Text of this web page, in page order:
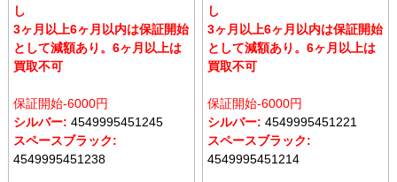
し
3ヶ月以上6ヶ月以内は保証開始
として減額あり。6ヶ月以上は
買取不可
保証開始-6000円
シルバー: 4549995451245
スペースブラック:
4549995451238
し
3ヶ月以上6ヶ月以内は保証開始
として減額あり。6ヶ月以上は
買取不可
保証開始-6000円
シルバー: 4549995451221
スペースブラック:
4549995451214